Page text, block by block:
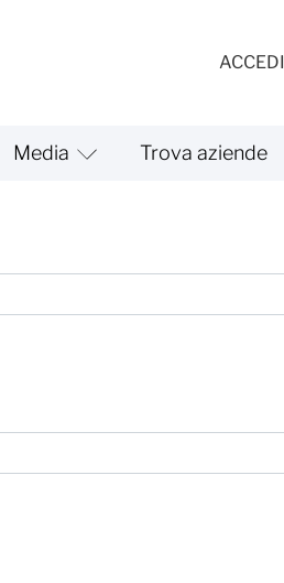
ACCEDI
Media Trova aziende